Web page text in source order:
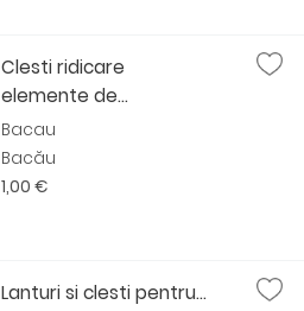
Clesti ridicare
elemente de...
Bacau
Bacău
1,00 €
Lanturi si clesti pentru...